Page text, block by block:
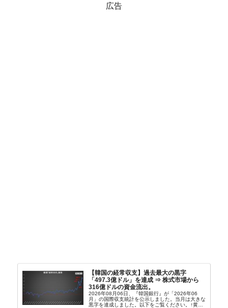
広告
【韓国の経常収支】過去最大の黒字
「497.3億ドル」を達成 ⇒ 株式市場から
316億ドルの資金流出。
2026年08月06日、『韓国銀行』が「2026年06
月」の国際収支統計を公示しました。当月は大きな
黒字を達成しました。以下をご覧ください。↑黄色